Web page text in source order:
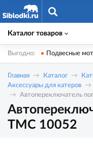
Каталог товаров
Выгодно: Подвесные
Главная Каталог
Аксессуары для катеров
Автопереключатель
TMC 10052